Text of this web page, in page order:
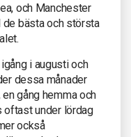
och Manchester
de bästa och största
i augusti och
dessa månader
gång hemma och
oftast under lördag
också